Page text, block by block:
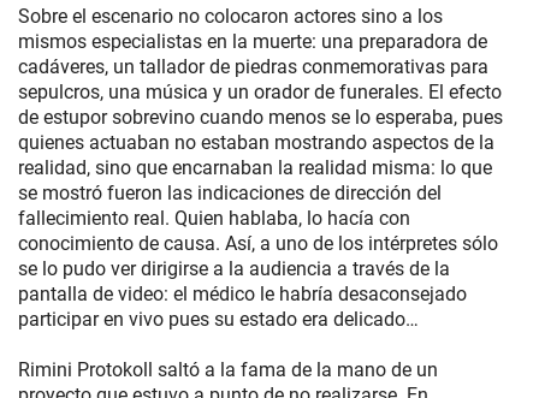
Sobre el escenario no colocaron actores sino a los
mismos especialistas en la muerte: una preparadora de
cadáveres, un tallador de piedras conmemorativas para
sepulcros, una música y un orador de funerales. El efecto
de estupor sobrevino cuando menos se lo esperaba, pues
quienes actuaban no estaban mostrando aspectos de la
realidad, sino que encarnaban la realidad misma: lo que
se mostró fueron las indicaciones de dirección del
fallecimiento real. Quien hablaba, lo hacía con
conocimiento de causa. Así, a uno de los intérpretes sólo
se lo pudo ver dirigirse a la audiencia a través de la
pantalla de video: el médico le habría desaconsejado
participar en vivo pues su estado era delicado…
Rimini Protokoll saltó a la fama de la mano de un